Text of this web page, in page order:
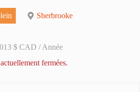
Sherbrooke
$ CAD / Année
fermées.